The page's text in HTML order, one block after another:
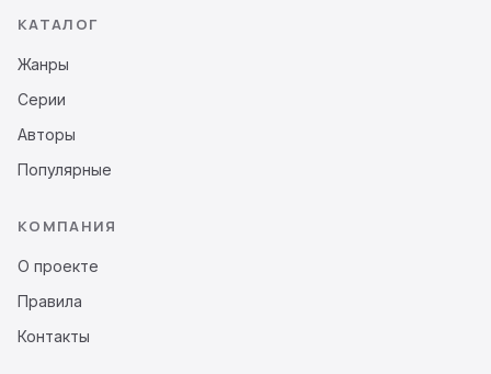
КАТАЛОГ
Жанры
Серии
Авторы
Популярные
КОМПАНИЯ
О проекте
Правила
Контакты